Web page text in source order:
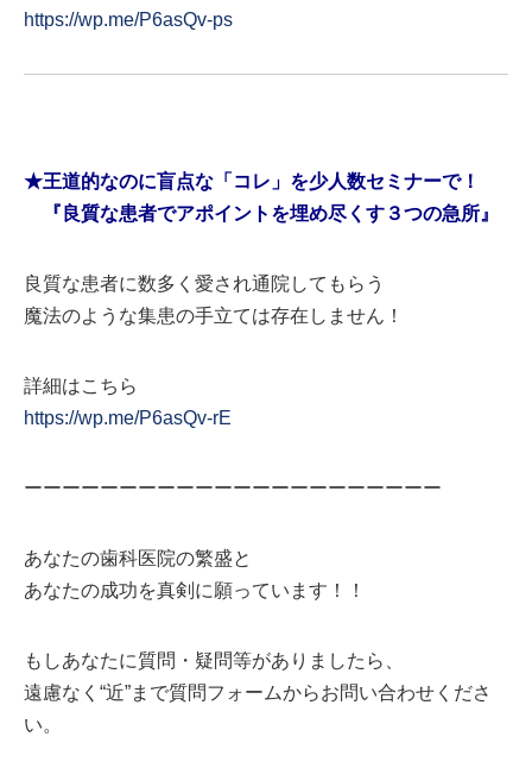
https://wp.me/P6asQv-ps
★王道的なのに盲点な「コレ」を少人数セミナーで！
『良質な患者でアポイントを埋め尽くす３つの急所』
良質な患者に数多く愛され通院してもらう
魔法のような集患の手立ては存在しません！
詳細はこちら
https://wp.me/P6asQv-rE
ーーーーーーーーーーーーーーーーーーーーーー
あなたの歯科医院の繁盛と
あなたの成功を真剣に願っています！！
もしあなたに質問・疑問等がありましたら、
遠慮なく“近”まで質問フォームからお問い合わせくださ
い。